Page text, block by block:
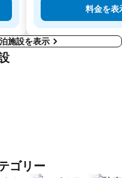
料金を表
施設を表示
ゴリー